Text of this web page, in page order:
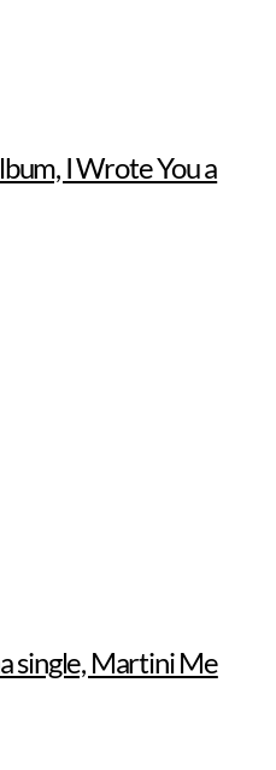
I Wrote You a
single, Martini Me